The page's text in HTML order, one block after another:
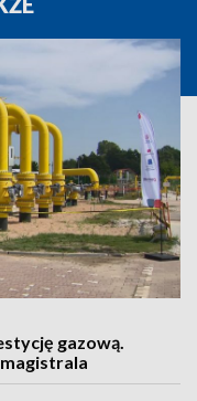
gazową.